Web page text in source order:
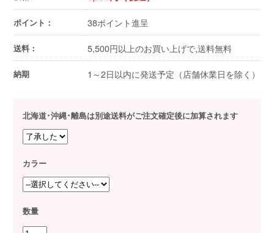
ポイント： 38ポイント進呈
送料： 5,500円以上のお買い上げで,送料無料
納期 1～2日以内に発送予定（店舗休業日を除く）
北海道･沖縄･離島は別途送料がご注文確定後に加算されます
カラー
数量